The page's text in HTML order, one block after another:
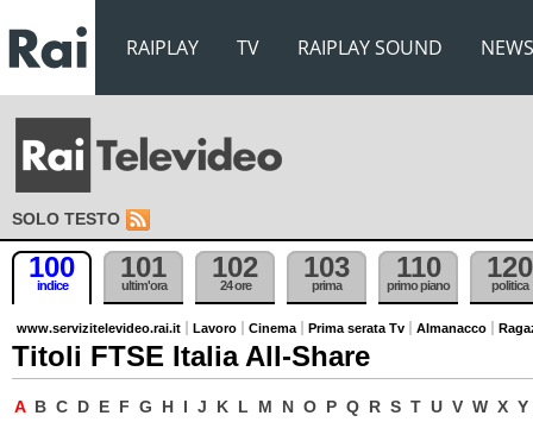
RAIPLAY TV RAIPLAY SOUND NEWS
SOLO TESTO
100
indice
101
ultim'ora
102
24 ore
103
prima
110
primo piano
120
politica
www.servizitelevideo.rai.it Lavoro Cinema Prima serata Tv Almanacco
Titoli FTSE Italia All-Share
A B C D E F G H I J K L M N O P Q R S T U V W X Y